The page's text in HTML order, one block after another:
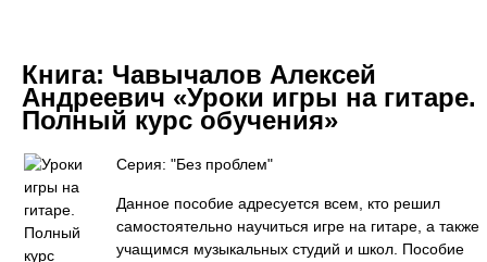
Книга: Чавычалов Алексей
Андреевич «Уроки игры на гитаре.
Полный курс обучения»
Серия: "Без проблем"
Данное пособие адресуется всем, кто решил
самостоятельно научиться игре на гитаре, а также
учащимся музыкальных студий и школ. Пособие